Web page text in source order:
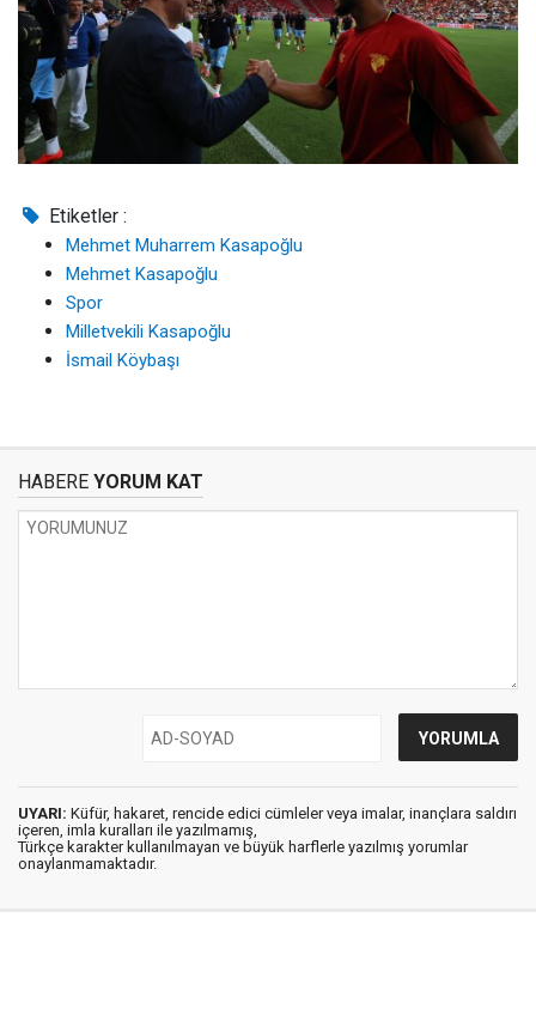
Etiketler :
Mehmet Muharrem Kasapoğlu
Mehmet Kasapoğlu
Spor
Milletvekili Kasapoğlu
İsmail Köybaşı
HABERE YORUM KAT
UYARI: Küfür, hakaret, rencide edici cümleler veya imalar, inançlara saldırı
içeren, imla kuralları ile yazılmamış,
Türkçe karakter kullanılmayan ve büyük harflerle yazılmış yorumlar
onaylanmamaktadır.